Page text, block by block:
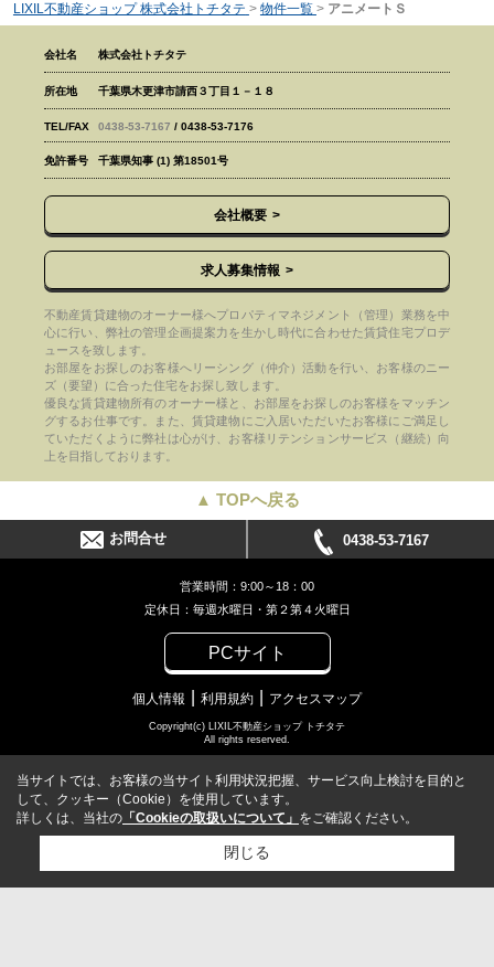
LIXIL不動産ショップ 株式会社トチタテ > 物件一覧 > アニメートＳ
会社名 株式会社トチタテ
所在地 千葉県木更津市請西３丁目１－１８
TEL/FAX 0438-53-7167 / 0438-53-7176
免許番号 千葉県知事 (1) 第18501号
会社概要
求人募集情報
不動産賃貸建物のオーナー様へプロパティマネジメント（管理）業務を中
心に行い、弊社の管理企画提案力を生かし時代に合わせた賃貸住宅プロデ
ュースを致します。
お部屋をお探しのお客様へリーシング（仲介）活動を行い、お客様のニー
ズ（要望）に合った住宅をお探し致します。
優良な賃貸建物所有のオーナー様と、お部屋をお探しのお客様をマッチン
グするお仕事です。また、賃貸建物にご入居いただいたお客様にご満足し
ていただくように弊社は心がけ、お客様リテンションサービス（継続）向
上を目指しております。
▲ TOPへ戻る
お問合せ 0438-53-7167
営業時間：9:00～18：00
定休日：毎週水曜日・第２第４火曜日
PCサイト
個人情報 利用規約 アクセスマップ
Copyright(c) LIXIL不動産ショップ トチタテ
All rights reserved.
当サイトでは、お客様の当サイト利用状況把握、サービス向上検討を目的と
して、クッキー（Cookie）を使用しています。
詳しくは、当社の 「Cookieの取扱いについて」 をご確認ください。
閉じる